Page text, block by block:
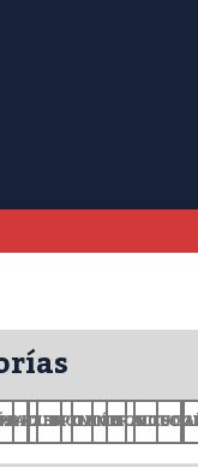
SALUD
CIENCIA
OPINIÓN
GENERALES